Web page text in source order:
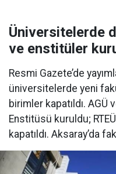
Üniversitelerde
ve enstitüler
Resmi Gazete’de
üniversitelerde yeni
birimler kapatıldı. AGÜ
Enstitüsü kuruldu;
kapatıldı. Aksaray’da